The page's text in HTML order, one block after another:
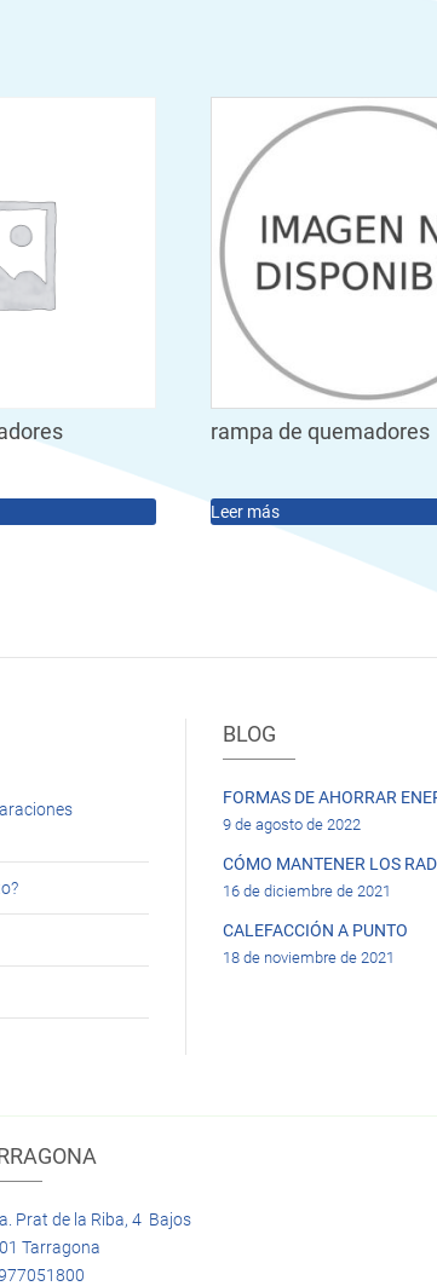
rampa de quemadores
Leer más
BLOG
FORMAS DE AHORRAR
9 de agosto de 2022
CÓMO MANTENER LOS
16 de diciembre de 2021
CALEFACCIÓN A PUNTO
18 de noviembre de 2021
Prat de la Riba, 4 Bajos
Tarragona